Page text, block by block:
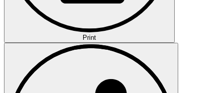
Print